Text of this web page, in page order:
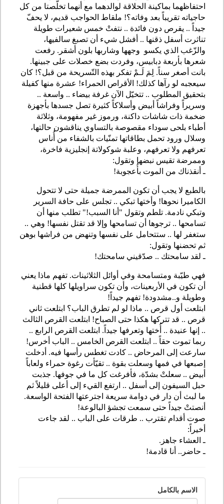
احتفاظهما بماكينة الحلاقة لوالدهما مع أنهما تخلّصتا من كل
حاجياته تقريباً بعد وفاته؟! ملقاط الحواجب قديم، لا يحفّ
جيداً .. يقرص دون فائدة .. نتفتْ خمس شعيرات طويلة
تناثرت أسفل ذقنها .. أفشل شيء أن تصبغ سالفيها،
والزّغب الذي يكسو وجهها وشاربها بلون أشقر. رفعت
شعرها بأربعة دبابيس، وفردت بضع خصلات على جبينها.
بانت أصغر سناً. لِمَ لَـمْ تفكر بهذه التّسريحة من قبل؟! كان
سيعجبه لو رآها كذلك! الأقراص الحمراء! عشرة منها كفيلة
بتحقيق المطلوب .. تتخيّل الآن غرفة بيضاء .. واسعة ..
وسريراً وفراشاً أبيض وأسلاكاً كثيرة تصل جسدها بأجهزة
ضخمة ذات شاشات داكنة، ورموز غير مفهومة، وثلاثة
أطباء بلحى سوداء مقصوصة بالتساوي يناقشون حالتها،
وسلال ورود تحمل بطاقاتها تمنّيات بالشفاء من أُناس
تعرفهم ولا تعرفهم، وعلبة شوكولاتة إنجليزية فاخرة،
وممرضة تقيس نبضها وتقول:
ـ أنقذناك من الموت بأُعجوبة!
بالطبع لا يجب أن تكون الممرضة جميلة حتى لا تتحول
الكاميرا نحوها! وأختها تبكي .. تجلس على حافة السرير
وتبكي نادمة. تلطم وتقول "أنا السبب!" تطلب منها أن
تسامحها .. ترجوها أن تسامحها وإلا قد تقتل نفسها! وهي ..
ستغفر لها .. ستتحامل على نفسها وتنهض من فراشها بوهن
ثم تحضنها وتقول:
ـ لقد سامحتك .. صدّقيني سامحتك!
فهي طيّبة ومتسامحة وفي أوائل الثلاثينات. تفهم ماذا يعني
أن تكون في الأربعينات، وأن تكون سراويلها كلها قطنية
وطويلة و..مشدودة! تفهم جيداً!
ابتلعت أول قرص .. ماذا لو لم تطرق الباب؟ ابتلعت ثاني
قرص .. قد تتركها هكذا حتى الصباح! ابتلعت القرص الثالث
.. إنها عنيدة .. أُختها وتعرفها جيداً. ابتلعت القرص الرابع ..
ربما تموت حقاً .. ابتلعت القرص الخامس .. الباب أخرس!
سارعت إلى المرحاض .. كادت تغطس رأسها فيه. أدخلت
إصبعها في فمها وسعلت بقوة .. تقيّأت رغوة حمراء ولعاباً
أبيض .. سعلتْ بشدّة، فأفرغت كل ما في جوفها. جذبت
حبل السيفون إلى أسفل .. ارتفع القيء إلى أعلى قليلاً ثم
ما لبث أن دار في دوامة سريعة اجترعتها الفتحة الواسعة.
أنصتتْ جيداً حتى سمعت تجشؤ البالوعة!
صوت أقدام تقترب .. طرقات على الباب .. لقد جاءت
أخيراً:
ـ العشاء جاهز.
ـ حاضر.. أنا قادمة!
الاسم بالكامل